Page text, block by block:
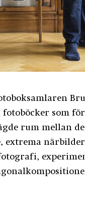
som
rum mellan
extrema